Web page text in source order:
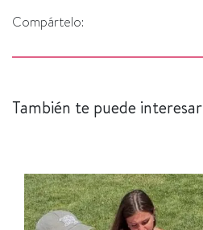
Compártelo:
También te puede interesar